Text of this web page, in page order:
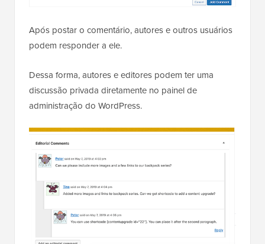
Após postar o comentário, autores e outros usuários
podem responder a ele.
Dessa forma, autores e editores podem ter uma
discussão privada diretamente no painel de
administração do WordPress.